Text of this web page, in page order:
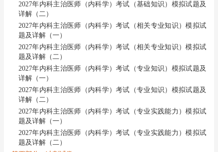
2027年内科主治医师（内科学）考试（基础知识）模拟试题及
详解（二）
2027年内科主治医师（内科学）考试（相关专业知识）模拟试
题及详解（一）
2027年内科主治医师（内科学）考试（相关专业知识）模拟试
题及详解（二）
2027年内科主治医师（内科学）考试（专业知识）模拟试题及
详解（一）
2027年内科主治医师（内科学）考试（专业知识）模拟试题及
详解（二）
2027年内科主治医师（内科学）考试（专业实践能力）模拟试
题及详解（一）
2027年内科主治医师（内科学）考试（专业实践能力）模拟试
题及详解（二）